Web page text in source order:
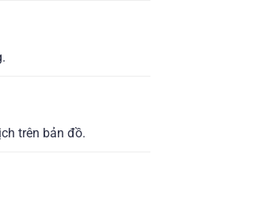
trên bản đồ.